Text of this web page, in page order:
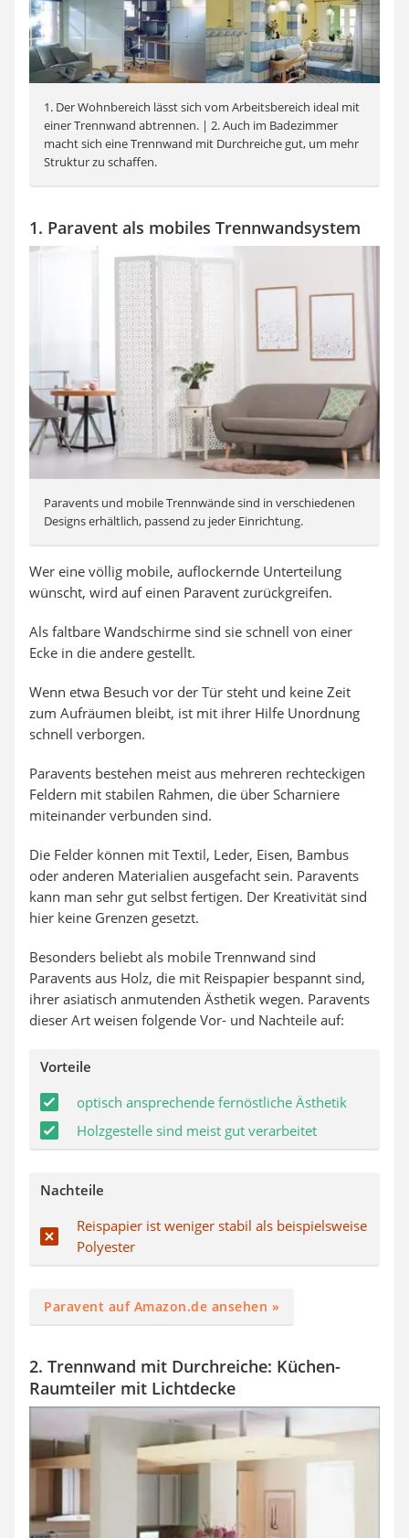
1. Der Wohnbereich lässt sich vom Arbeitsbereich ideal mit
einer Trennwand abtrennen. | 2. Auch im Badezimmer
macht sich eine Trennwand mit Durchreiche gut, um mehr
Struktur zu schaffen.
1. Paravent als mobiles Trennwandsystem
Paravents und mobile Trennwände sind in verschiedenen
Designs erhältlich, passend zu jeder Einrichtung.
Wer eine völlig mobile, auflockernde Unterteilung
wünscht, wird auf einen Paravent zurückgreifen.
Als faltbare Wandschirme sind sie schnell von einer
Ecke in die andere gestellt.
Wenn etwa Besuch vor der Tür steht und keine Zeit
zum Aufräumen bleibt, ist mit ihrer Hilfe Unordnung
schnell verborgen.
Paravents bestehen meist aus mehreren rechteckigen
Feldern mit stabilen Rahmen, die über Scharniere
miteinander verbunden sind.
Die Felder können mit Textil, Leder, Eisen, Bambus
oder anderen Materialien ausgefacht sein. Paravents
kann man sehr gut selbst fertigen. Der Kreativität sind
hier keine Grenzen gesetzt.
Besonders beliebt als mobile Trennwand sind
Paravents aus Holz, die mit Reispapier bespannt sind,
ihrer asiatisch anmutenden Ästhetik wegen. Paravents
dieser Art weisen folgende Vor- und Nachteile auf:
Vorteile
optisch ansprechende fernöstliche Ästhetik
Holzgestelle sind meist gut verarbeitet
Nachteile
Reispapier ist weniger stabil als beispielsweise
Polyester
Paravent auf Amazon.de ansehen »
2. Trennwand mit Durchreiche: Küchen-
Raumteiler mit Lichtdecke